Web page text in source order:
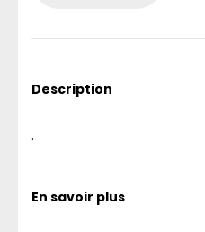
Description
.
En savoir plus